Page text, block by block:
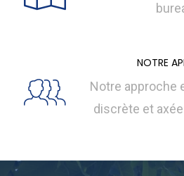
NOTRE
Notre approche
discrète et